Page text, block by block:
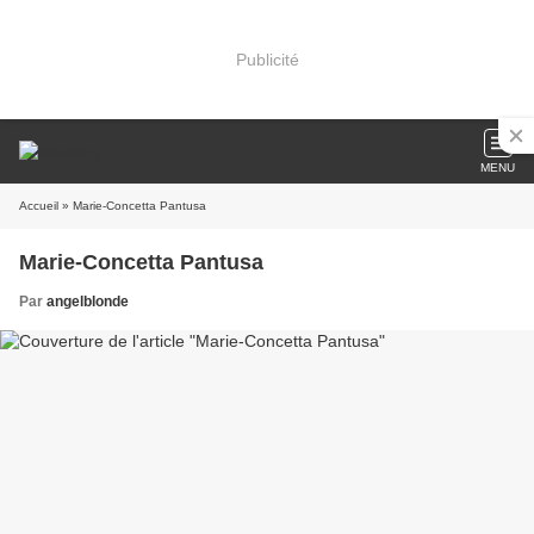
Publicité
MENU
Accueil » Marie-Concetta Pantusa
Marie-Concetta Pantusa
Par angelblonde